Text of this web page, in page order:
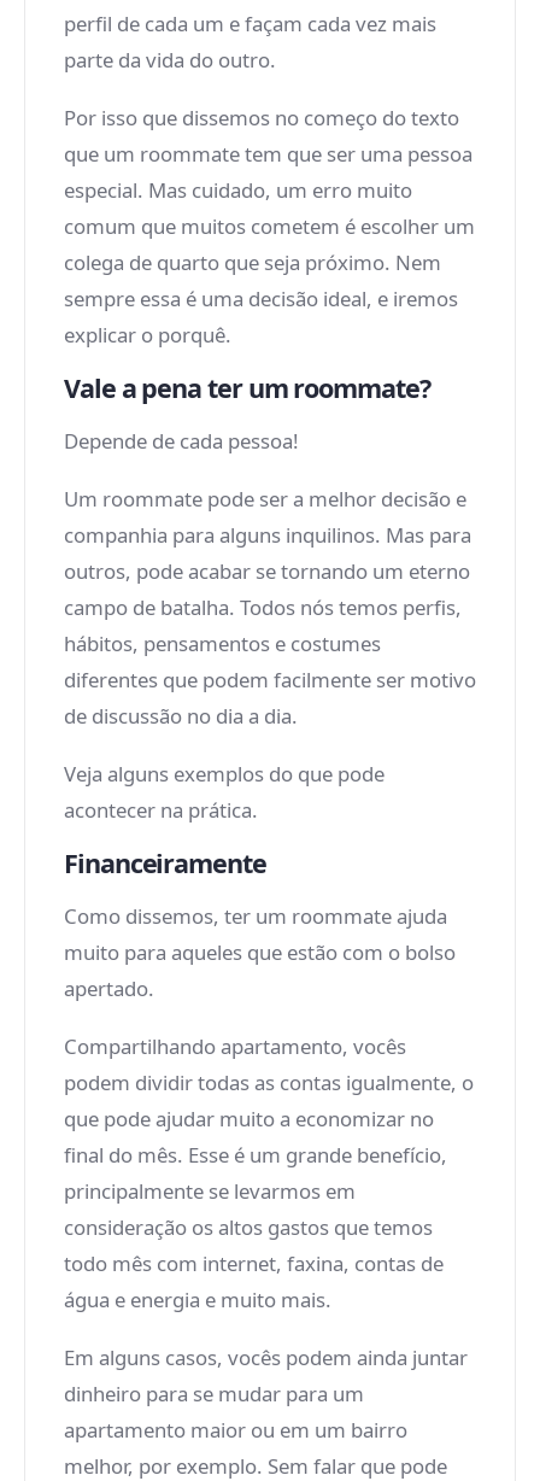
perfil de cada um e façam cada vez mais
parte da vida do outro.
Por isso que dissemos no começo do texto
que um roommate tem que ser uma pessoa
especial. Mas cuidado, um erro muito
comum que muitos cometem é escolher um
colega de quarto que seja próximo. Nem
sempre essa é uma decisão ideal, e iremos
explicar o porquê.
Vale a pena ter um roommate?
Depende de cada pessoa!
Um roommate pode ser a melhor decisão e
companhia para alguns inquilinos. Mas para
outros, pode acabar se tornando um eterno
campo de batalha. Todos nós temos perfis,
hábitos, pensamentos e costumes
diferentes que podem facilmente ser motivo
de discussão no dia a dia.
Veja alguns exemplos do que pode
acontecer na prática.
Financeiramente
Como dissemos, ter um roommate ajuda
muito para aqueles que estão com o bolso
apertado.
Compartilhando apartamento, vocês
podem dividir todas as contas igualmente, o
que pode ajudar muito a economizar no
final do mês. Esse é um grande benefício,
principalmente se levarmos em
consideração os altos gastos que temos
todo mês com internet, faxina, contas de
água e energia e muito mais.
Em alguns casos, vocês podem ainda juntar
dinheiro para se mudar para um
apartamento maior ou em um bairro
melhor, por exemplo. Sem falar que pode